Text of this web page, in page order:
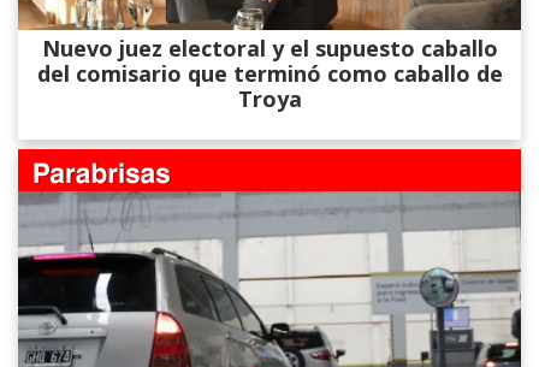
Nuevo juez electoral y el supuesto caballo
del comisario que terminó como caballo de
Troya